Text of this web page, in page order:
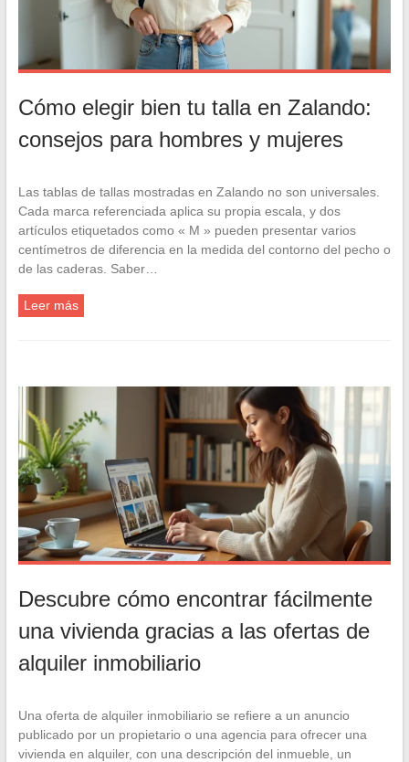
Cómo elegir bien tu talla en Zalando:
consejos para hombres y mujeres
Las tablas de tallas mostradas en Zalando no son universales.
Cada marca referenciada aplica su propia escala, y dos
artículos etiquetados como « M » pueden presentar varios
centímetros de diferencia en la medida del contorno del pecho o
de las caderas. Saber…
Leer más
Descubre cómo encontrar fácilmente
una vivienda gracias a las ofertas de
alquiler inmobiliario
Una oferta de alquiler inmobiliario se refiere a un anuncio
publicado por un propietario o una agencia para ofrecer una
vivienda en alquiler, con una descripción del inmueble, un